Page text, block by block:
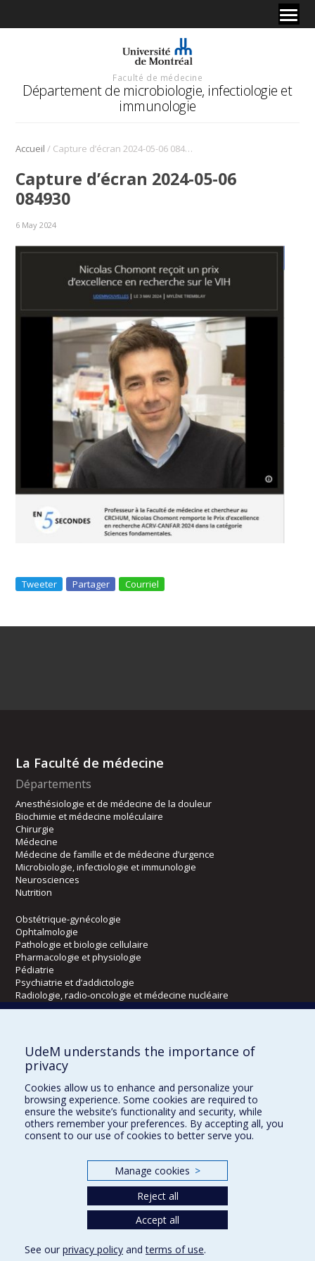
Faculté de médecine
Département de microbiologie, infectiologie et
immunologie
Accueil / Capture d’écran 2024-05-06 084930
Capture d’écran 2024-05-06
084930
6 May 2024
Tweeter Partager Courriel
La Faculté de médecine
Départements
Anesthésiologie et de médecine de la douleur
Biochimie et médecine moléculaire
Chirurgie
Médecine
Médecine de famille et de médecine d’urgence
Microbiologie, infectiologie et immunologie
Neurosciences
Nutrition
Obstétrique-gynécologie
Ophtalmologie
Pathologie et biologie cellulaire
Pharmacologie et physiologie
Pédiatrie
Psychiatrie et d’addictologie
Radiologie, radio-oncologie et médecine nucléaire
Écoles
Kinésiologie et des sciences de l’activité physique
Orthophonie et audiologie
Réadaptation
Directions
DPC
UdeM understands the importance of
privacy
Cookies allow us to enhance and personalize your
browsing experience. Some cookies are required to
ensure the website’s functionality and security, while
others remember your preferences. By accepting all, you
consent to our use of cookies to better serve you.
Manage cookies >
Reject all
Accept all
See our privacy policy andterms of use.